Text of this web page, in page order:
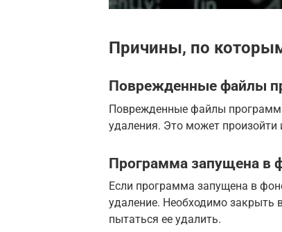
Причины, по
Поврежденные файлы
Поврежденные файлы
удаления. Это может произойти
Программа запущена в
Если программа запущена в
удаление. Необходимо закрыть
пытаться ее удалить.